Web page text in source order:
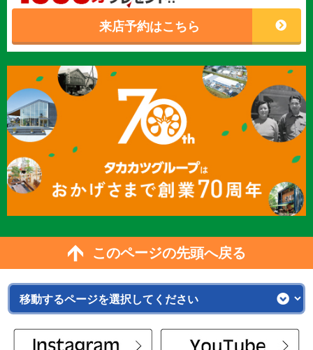
来店予約はこちら
このページの先頭へ戻る